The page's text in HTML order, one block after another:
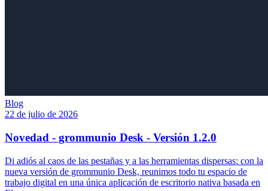
Blog
22 de julio de 2026
Novedad - grommunio Desk - Versión 1.2.0
Di adiós al caos de las pestañas y a las herramientas dispersas: con la
nueva versión de grommunio Desk, reunimos todo tu espacio de
trabajo digital en una única aplicación de escritorio nativa basada en